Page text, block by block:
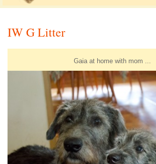
IW G Litter
Gaia at home with mom ...